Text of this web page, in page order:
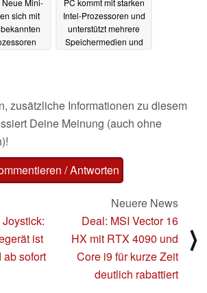
sich mit
Intel-Prozessoren und
unterstützt mehrere
Speichermedien und
zusätzliche Informationen zu diesem
Deine Meinung (auch ohne
/ Antworten
ist
ab sofort
Neuere News
Deal: MSI Vector 16
HX mit RTX 4090 und
Core i9 für kurze Zeit
deutlich rabattiert
⟩